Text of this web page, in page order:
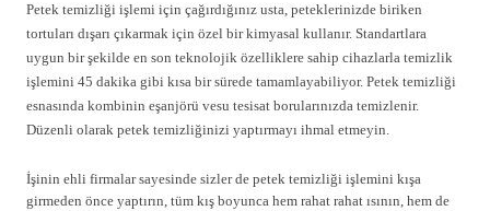
Petek temizliği işlemi için çağırdığınız usta, peteklerinizde biriken
tortuları dışarı çıkarmak için özel bir kimyasal kullanır. Standartlara
uygun bir şekilde en son teknolojik özelliklere sahip cihazlarla temizlik
işlemini 45 dakika gibi kısa bir sürede tamamlayabiliyor. Petek temizliği
esnasında kombinin eşanjörü vesu tesisat borularınızda temizlenir.
Düzenli olarak petek temizliğinizi yaptırmayı ihmal etmeyin.
İşinin ehli firmalar sayesinde sizler de petek temizliği işlemini kışa
girmeden önce yaptırın, tüm kış boyunca hem rahat rahat ısının, hem de